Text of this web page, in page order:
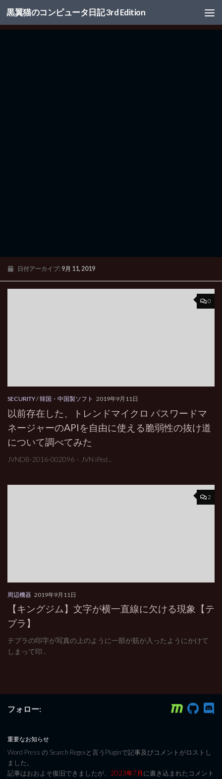
コンテンツへスキップ
黒翼猫のコンピュータ日記 3rd Edition
日付アーカイブ: 9月 11, 2019
0
SECURITY/韓国・中国製ソフト 2019年9月11日
以前存在した、トレンドマイクロ パスワードマ
ネージャーのAPIを自由に使える脆弱性の抜け道
について調べてみた
JVNDB-2016-002096 – JVN iPed...
2
周辺機器 2019年9月11日
【キングジム】文字が横一直線に欠ける現象【テ
プラ】
テプラの印字が写真の上のように一部が筋が入ったようにかけて
しまって印...
フォロー:
重要なお知らせ
Word Press の Search Regexと言うPluginで記事及びコメントがロストし
ました。
記事はおおよそ復旧できましたが、 2023年7月に書き込まれたコメント